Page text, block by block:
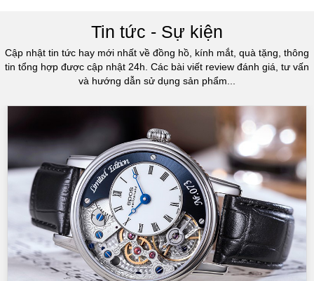
Tin tức - Sự kiện
Cập nhật tin tức hay mới nhất về đồng hồ, kính mắt, quà tặng, thông
tin tổng hợp được cập nhật 24h. Các bài viết review đánh giá, tư vấn
và hướng dẫn sử dụng sản phẩm...